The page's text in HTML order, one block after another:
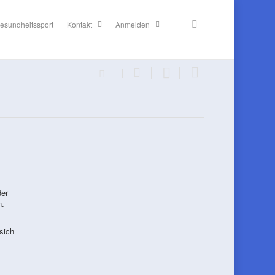
Kontakt Anmelden